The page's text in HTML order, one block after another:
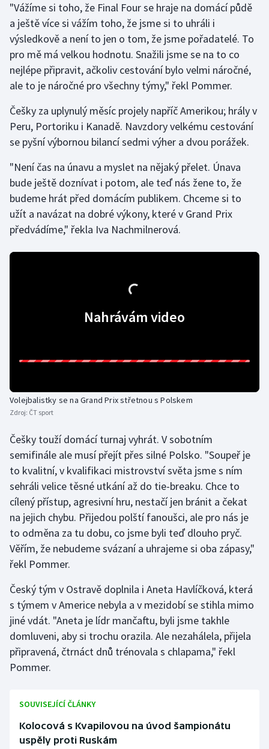
Gymnastika
Házená
Jezdectví
Judo
Krasobruslení
Lezení
Lyže a snowboard
Moderní pětiboj
Ragby
Rychlostní kanoistika
Short track
Sportovní střelba
Stolní tenis
Veslování
Vodní slalom
Volejbal
"Vážíme si toho, že Final Four se hraje na domácí půdě
a ještě více si vážím toho, že jsme si to uhráli i
výsledkově a není to jen o tom, že jsme pořadatelé. To
pro mě má velkou hodnotu. Snažili jsme se na to co
nejlépe připravit, ačkoliv cestování bylo velmi náročné,
ale to je náročné pro všechny týmy," řekl Pommer.
Češky za uplynulý měsíc projely napříč Amerikou; hrály v
Peru, Portoriku i Kanadě. Navzdory velkému cestování
se pyšní výbornou bilancí sedmi výher a dvou porážek.
"Není čas na únavu a myslet na nějaký přelet. Únava
bude ještě doznívat i potom, ale teď nás žene to, že
budeme hrát před domácím publikem. Chceme si to
užít a navázat na dobré výkony, které v Grand Prix
předvádíme," řekla Iva Nachmilnerová.
Nahrávám video
Volejbalistky se na Grand Prix střetnou s Polskem
Zdroj: ČT sport
Češky touží domácí turnaj vyhrát. V sobotním
semifinále ale musí přejít přes silné Polsko. "Soupeř je
to kvalitní, v kvalifikaci mistrovství světa jsme s ním
sehráli velice těsné utkání až do tie-breaku. Chce to
cílený přístup, agresivní hru, nestačí jen bránit a čekat
na jejich chybu. Přijedou polští fanoušci, ale pro nás je
to odměna za tu dobu, co jsme byli teď dlouho pryč.
Věřím, že nebudeme svázaní a uhrajeme si oba zápasy,"
řekl Pommer.
Český tým v Ostravě doplnila i Aneta Havlíčková, která
s týmem v Americe nebyla a v mezidobí se stihla mimo
jiné vdát. "Aneta je lídr mančaftu, byli jsme takhle
domluveni, aby si trochu orazila. Ale nezahálela, přijela
připravená, čtrnáct dnů trénovala s chlapama," řekl
Pommer.
SOUVISEJÍCÍ ČLÁNKY
Kolocová s Kvapilovou na úvod šampionátu
uspěly proti Ruskám